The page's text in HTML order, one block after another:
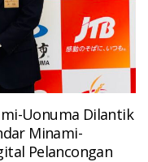
Uonuma Dilantik
Minami-
Pelancongan